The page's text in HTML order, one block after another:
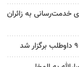
خدمت‌رسانی به زائران